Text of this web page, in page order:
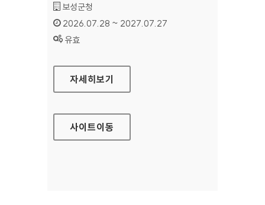
기관명 :
보성군청
인증기간 :
2026.07.28 ~ 2027.07.27
상태 :
유효
보성군청
자세히보기
사이트이동